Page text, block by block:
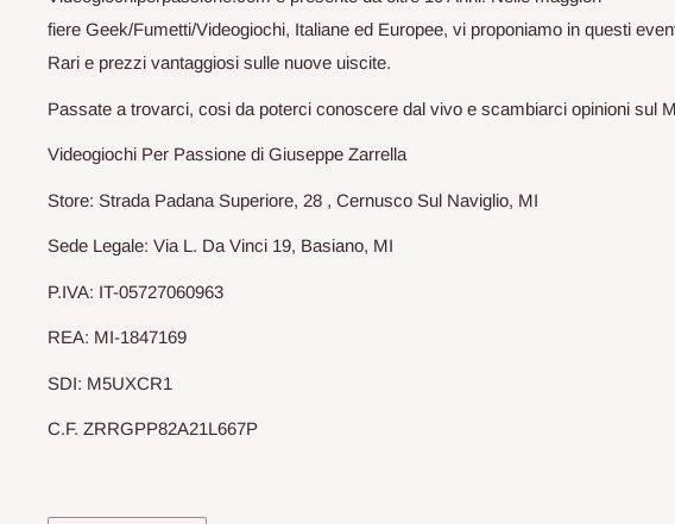
fiere Geek/Fumetti/Videogiochi, Italiane ed Europee, vi proponiamo in questi
Rari e prezzi vantaggiosi sulle nuove uiscite.
Passate a trovarci, cosi da poterci conoscere dal vivo e scambiarci opinioni sul
Videogiochi Per Passione di Giuseppe Zarrella
Store: Strada Padana Superiore, 28 , Cernusco Sul Naviglio, MI
Sede Legale: Via L. Da Vinci 19, Basiano, MI
P.IVA: IT-05727060963
REA: MI-1847169
SDI: M5UXCR1
C.F. ZRRGPP82A21L667P